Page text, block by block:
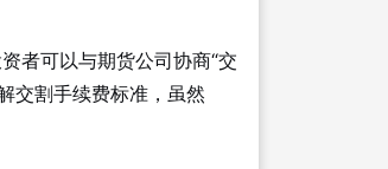
者可以与期货公司协商“交
交割手续费标准，虽然